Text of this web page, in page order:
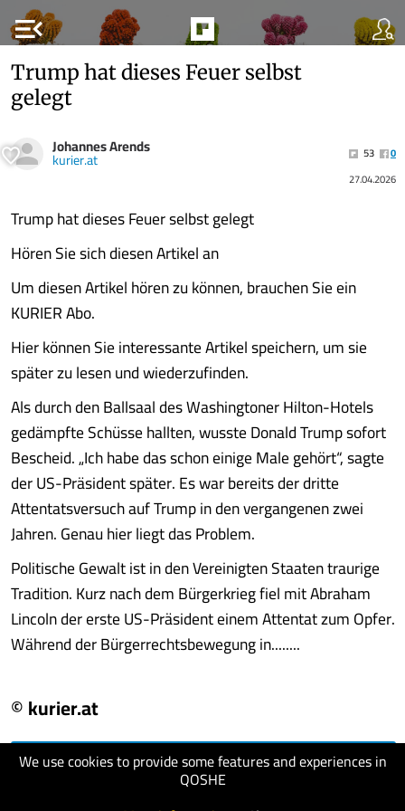
menu_open
We use cookies to provide some features and experiences in
QOSHE
Trump hat dieses Feuer selbst
gelegt
Johannes Arends
kurier.at 53
0
27.04.2026
Trump hat dieses Feuer selbst gelegt
Hören Sie sich diesen Artikel an
Um diesen Artikel hören zu können, brauchen Sie ein
KURIER Abo.
Hier können Sie interessante Artikel speichern, um sie
später zu lesen und wiederzufinden.
Als durch den Ballsaal des Washingtoner Hilton-Hotels
gedämpfte Schüsse hallten, wusste Donald Trump sofort
Bescheid. „Ich habe das schon einige Male gehört“, sagte
der US-Präsident später. Es war bereits der dritte
Attentatsversuch auf Trump in den vergangenen zwei
Jahren. Genau hier liegt das Problem.
Politische Gewalt ist in den Vereinigten Staaten traurige
Tradition. Kurz nach dem Bürgerkrieg fiel mit Abraham
Lincoln der erste US-Präsident einem Attentat zum Opfer.
Während der Bürgerrechtsbewegung in........
© kurier.at
visit website